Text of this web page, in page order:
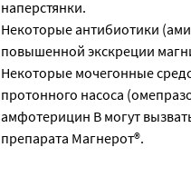
наперстянки.
Некоторые антибиотики
повышенной экскреции
Некоторые мочегонные
протонного насоса
амфотерицин В могут
препарата Магнерот®.